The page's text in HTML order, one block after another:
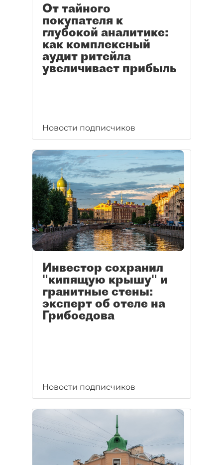
От тайного
покупателя к
глубокой аналитике:
как комплексный
аудит ритейла
увеличивает прибыль
Новости подписчиков
Инвестор сохранил
"кипящую крышу" и
гранитные стены:
эксперт об отеле на
Грибоедова
Новости подписчиков